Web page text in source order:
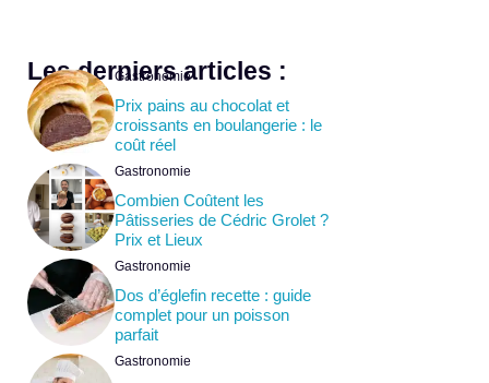
Les derniers articles :
Gastronomie
Prix pains au chocolat et
croissants en boulangerie : le
coût réel
Gastronomie
Combien Coûtent les
Pâtisseries de Cédric Grolet ?
Prix et Lieux
Gastronomie
Dos d’églefin recette : guide
complet pour un poisson
parfait
Gastronomie